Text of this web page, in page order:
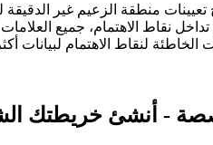
منطقة الزعيم غير الدقيقة
نقاط الاهتمام، جميع
الخاطئة لنقاط الاهتمام لبيانات
- أنشئ خريطتك